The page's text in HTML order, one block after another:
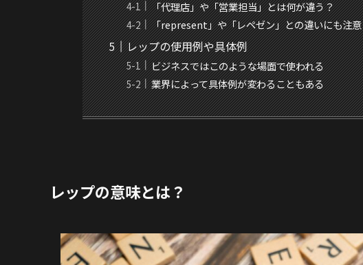
「代理店」や「営業担当」とは何が違う？
「represent」や「レペゼン」との違いにも注意
レップの使用例や具体例
ビジネスではこのような場面で使われる
業界によって具体例が変わることもある
レップの意味とは？